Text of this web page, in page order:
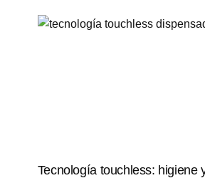
Tecnología touchless: higiene